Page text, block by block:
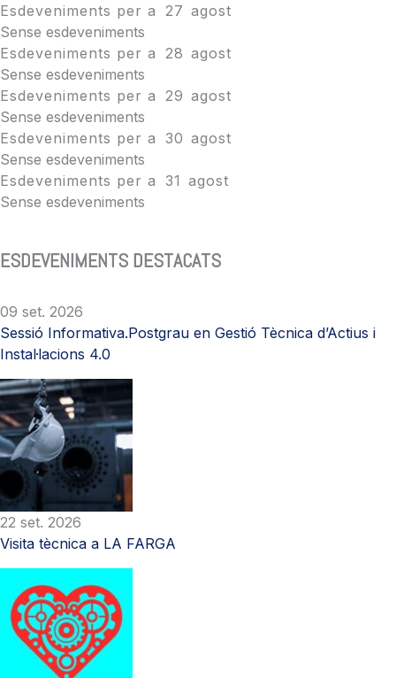
Esdeveniments per a
27 agost
Sense esdeveniments
Esdeveniments per a
28 agost
Sense esdeveniments
Esdeveniments per a
29 agost
Sense esdeveniments
Esdeveniments per a 30 agost
Sense esdeveniments
Esdeveniments per a 31 agost
Sense esdeveniments
ESDEVENIMENTS DESTACATS
09 set. 2026
Sessió Informativa.Postgrau en Gestió Tècnica d’Actius i
Instal·lacions 4.0
22 set. 2026
Visita tècnica a LA FARGA